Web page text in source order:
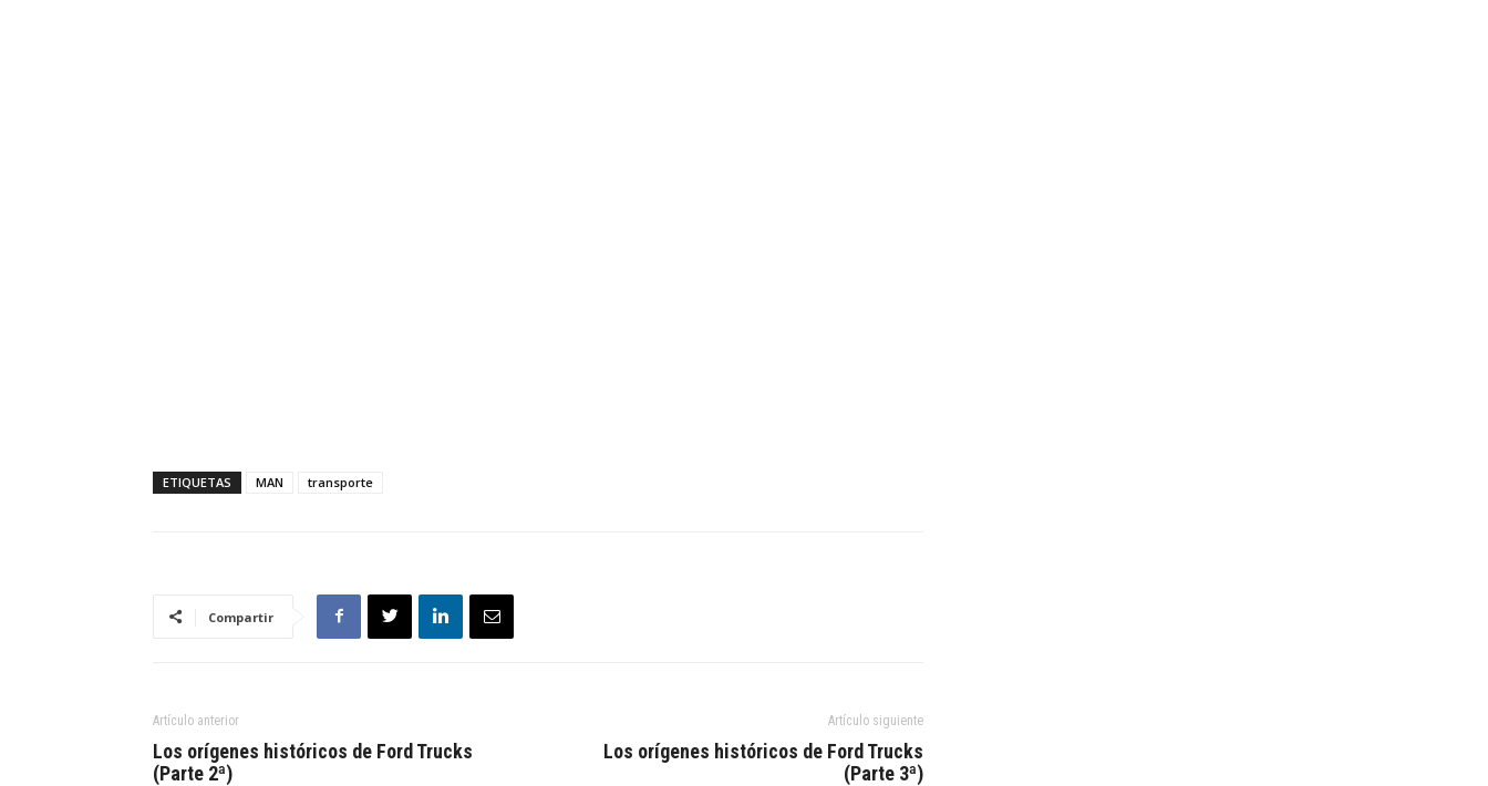
ETIQUETAS MAN transporte
Compartir
Artículo anterior
Los orígenes históricos de Ford Trucks
(Parte 2ª)
Artículo siguiente
Los orígenes históricos de Ford Trucks
(Parte 3ª)